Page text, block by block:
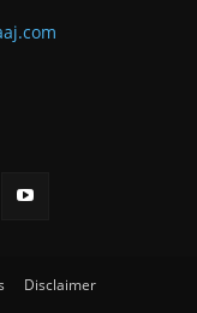
Disclaimer